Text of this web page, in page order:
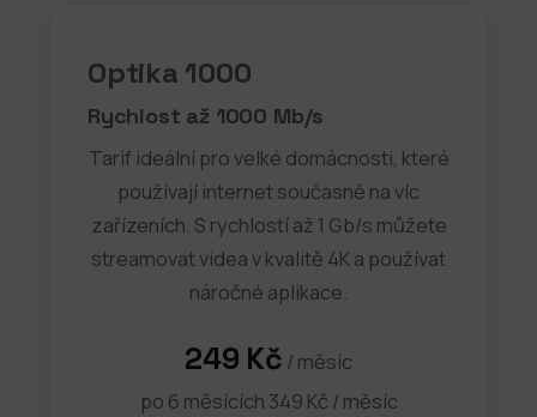
Optika 1000
Rychlost až 1000 Mb/s
Tarif ideální pro velké domácnosti, které
používají internet současně na víc
zařízeních. S rychlostí až 1 Gb/s můžete
streamovat videa v kvalitě 4K a používat
náročné aplikace.
249 Kč / měsíc
po 6 měsících 349 Kč / měsíc